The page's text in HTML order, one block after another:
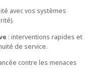
avec vos systèmes
: interventions rapides et
de service.
contre les menaces